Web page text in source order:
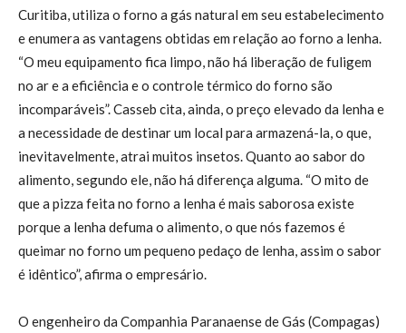
Curitiba, utiliza o forno a gás natural em seu estabelecimento
e enumera as vantagens obtidas em relação ao forno a lenha.
“O meu equipamento fica limpo, não há liberação de fuligem
no ar e a eficiência e o controle térmico do forno são
incomparáveis”. Casseb cita, ainda, o preço elevado da lenha e
a necessidade de destinar um local para armazená-la, o que,
inevitavelmente, atrai muitos insetos. Quanto ao sabor do
alimento, segundo ele, não há diferença alguma. “O mito de
que a pizza feita no forno a lenha é mais saborosa existe
porque a lenha defuma o alimento, o que nós fazemos é
queimar no forno um pequeno pedaço de lenha, assim o sabor
é idêntico”, afirma o empresário.
O engenheiro da Companhia Paranaense de Gás (Compagas)